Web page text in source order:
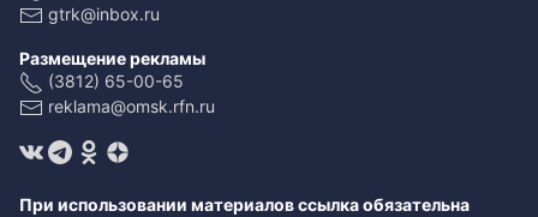
gtrk@inbox.ru
Размещение рекламы
(3812) 65-00-65
reklama@omsk.rfn.ru
При использовании материалов ссылка обязательна